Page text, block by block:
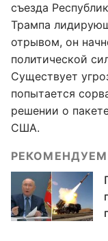
съезда
Трампа
отрывом, он
политической
Существует
попытается
решении о
США.